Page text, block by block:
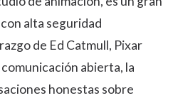
alta seguridad
de Ed Catmull, Pixar
abierta, la
honestas sobre